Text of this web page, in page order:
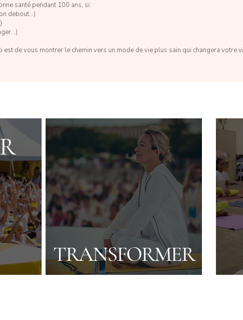
santé pendant 100 ans, si:
debout…)
est de vous montrer le chemin vers un mode de vie plus sain qui changera votre
TRANSFORMER